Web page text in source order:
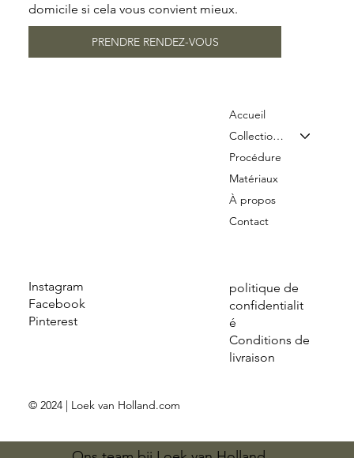
Instagram
Facebook
Pinterest
politique de
confidentialit
é
Conditions de
livraison
Accueil
Collection & Tarifs
Procédure
Matériaux
À propos
Contact
© 2024 | Loek van Holland.com
domicile si cela vous convient mieux.
PRENDRE RENDEZ-VOUS